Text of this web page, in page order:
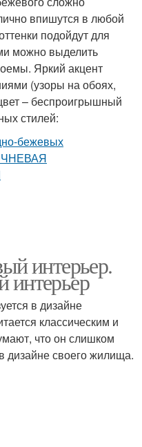
впишутся в любой
подойдут для
можно выделить
Яркий акцент
(узоры на обоях,
– беспроигрышный
стилей:
интерьер.
в дизайне
классическим и
что он слишком
дизайне своего жилища.